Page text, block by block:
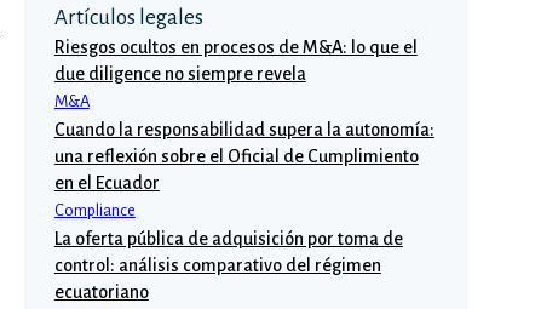
Artículos legales
Riesgos ocultos en procesos de M&A: lo que el
due diligence no siempre revela
M&A
Cuando la responsabilidad supera la autonomía:
una reflexión sobre el Oficial de Cumplimiento
en el Ecuador
Compliance
La oferta pública de adquisición por toma de
control: análisis comparativo del régimen
ecuatoriano